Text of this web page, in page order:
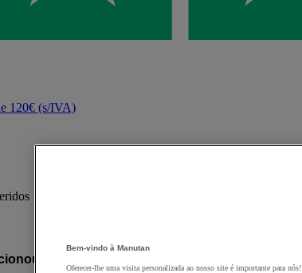
120€ (s/IVA)
este artigo ao seu cesto :
Bem-vindo à Manutan
Oferecer-lhe uma visita personalizada ao nosso site é importante para nós!